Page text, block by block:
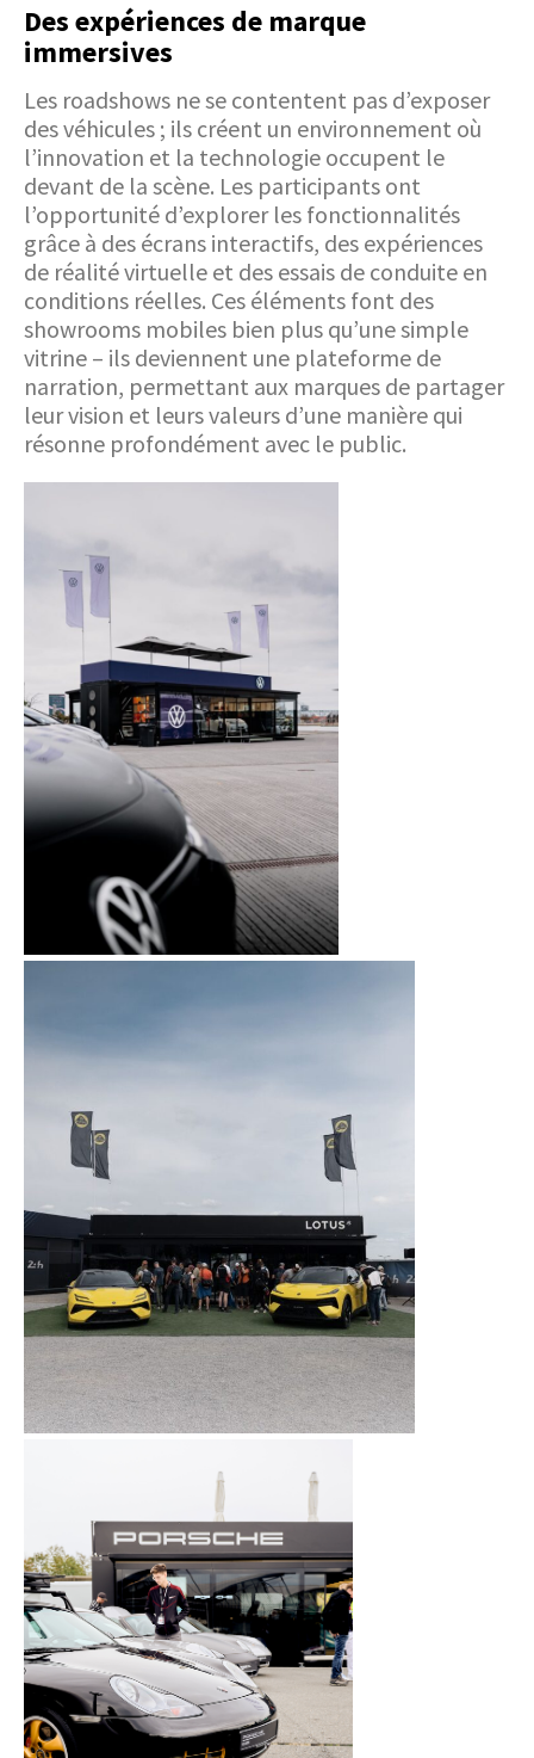
Des expériences de marque
immersives
Les roadshows ne se contentent pas d’exposer
des véhicules ; ils créent un environnement où
l’innovation et la technologie occupent le
devant de la scène. Les participants ont
l’opportunité d’explorer les fonctionnalités
grâce à des écrans interactifs, des expériences
de réalité virtuelle et des essais de conduite en
conditions réelles. Ces éléments font des
showrooms mobiles bien plus qu’une simple
vitrine – ils deviennent une plateforme de
narration, permettant aux marques de partager
leur vision et leurs valeurs d’une manière qui
résonne profondément avec le public.